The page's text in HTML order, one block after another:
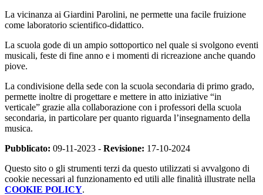
La vicinanza ai Giardini Parolini, ne permette una facile fruizione
come laboratorio scientifico-didattico.
La scuola gode di un ampio sottoportico nel quale si svolgono eventi
musicali, feste di fine anno e i momenti di ricreazione anche quando
piove.
La condivisione della sede con la scuola secondaria di primo grado,
permette inoltre di progettare e mettere in atto iniziative “in
verticale” grazie alla collaborazione con i professori della scuola
secondaria, in particolare per quanto riguarda l’insegnamento della
musica.
Pubblicato: 09-11-2023 - Revisione: 17-10-2024
Questo sito o gli strumenti terzi da questo utilizzati si avvalgono di
cookie necessari al funzionamento ed utili alle finalità illustrate nella
COOKIE POLICY.